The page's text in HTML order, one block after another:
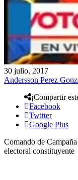
30 julio, 2017
Andersson Perez
¡Compartir
Facebook
Twitter
Google Plus
Comando de
electoral constituyente